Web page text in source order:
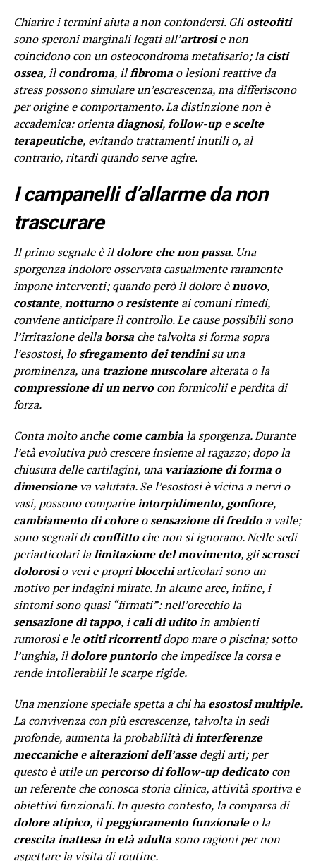
Chiarire i termini aiuta a non confondersi. Gliosteofiti
sono speroni marginali legati all’artrosie non
coincidono con un osteocondroma metafisario; lacisti
ossea, ilcondroma, ilfibromao lesioni reattive da
stress possono simulare un’escrescenza, ma differiscono
per origine e comportamento. La distinzione non è
accademica: orientadiagnosi,follow-upescelte
terapeutiche, evitando trattamenti inutili o, al
contrario, ritardi quando serve agire.
I campanelli d’allarme da non
trascurare
Il primo segnale è ildolore che non passa. Una
sporgenza indolore osservata casualmente raramente
impone interventi; quando però il dolore ènuovo,
costante,notturnooresistenteai comuni rimedi,
conviene anticipare il controllo. Le cause possibili sono
l’irritazione dellaborsache talvolta si forma sopra
l’esostosi, losfregamento dei tendinisu una
prominenza, unatrazione muscolarealterata o la
compressione di un nervocon formicolii e perdita di
forza.
Conta molto anchecome cambiala sporgenza. Durante
l’età evolutiva può crescere insieme al ragazzo; dopo la
chiusura delle cartilagini, unavariazione di forma o
dimensioneva valutata. Se l’esostosi è vicina a nervi o
vasi, possono comparireintorpidimento, gonfiore,
cambiamento di coloreosensazione di freddoa valle;
sono segnali diconflittoche non si ignorano. Nelle sedi
periarticolari lalimitazione del movimento, gliscrosci
dolorosio veri e propriblocchiarticolari sono un
motivo per indagini mirate. In alcune aree, infine, i
sintomi sono quasi “firmati”: nell’orecchio la
sensazione di tappo, icali di uditoin ambienti
rumorosi e leotiti ricorrentidopo mare o piscina; sotto
l’unghia, ildolore puntorioche impedisce la corsa e
rende intollerabili le scarpe rigide.
Una menzione speciale spetta a chi haesostosi multiple.
La convivenza con più escrescenze, talvolta in sedi
profonde, aumenta la probabilità diinterferenze
meccanicheealterazioni dell’assedegli arti; per
questo è utile un percorso di follow-up dedicatocon
un referente che conosca storia clinica, attività sportiva e
obiettivi funzionali. In questo contesto, la comparsa di
dolore atipico, ilpeggioramento funzionaleo la
crescita inattesa in età adultasono ragioni per non
aspettare la visita di routine.